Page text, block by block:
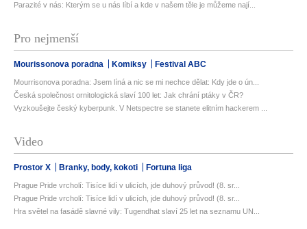
Parazité v nás: Kterým se u nás líbí a kde v našem těle je můžeme nají...
Pro nejmenší
Mourissonova poradna Komiksy Festival ABC
Mourrisonova poradna: Jsem líná a nic se mi nechce dělat: Kdy jde o ún...
Česká společnost ornitologická slaví 100 let: Jak chrání ptáky v ČR?
Vyzkoušejte český kyberpunk. V Netspectre se stanete elitním hackerem ...
Video
Prostor X Branky, body, kokoti Fortuna liga
Prague Pride vrcholí: Tisíce lidí v ulicích, jde duhový průvod! (8. sr...
Prague Pride vrcholí: Tisíce lidí v ulicích, jde duhový průvod! (8. sr...
Hra světel na fasádě slavné vily: Tugendhat slaví 25 let na seznamu UN...